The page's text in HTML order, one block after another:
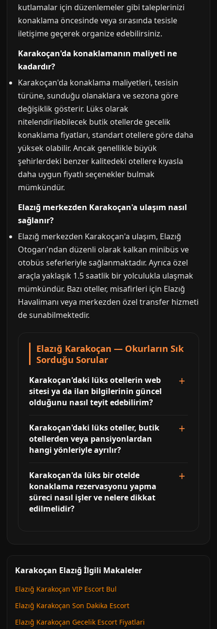
kutlamalar için düzenlemeler gibi taleplerinizi
konaklama öncesinde veya sırasında tesisle
iletişime geçerek organize edebilirsiniz.
Karakoçan'da konaklamanın maliyeti ne
kadardır?
Karakoçan'da konaklama maliyetleri, tesisin
türüne, sunduğu olanaklara ve sezona göre
değişiklik gösterir. Lüks olarak
nitelendirilebilecek butik otellerde gecelik
konaklama fiyatları, standart otellere göre daha
yüksek olabilir. Ancak genellikle büyük
şehirlerdeki benzer kalitedeki otellere kıyasla
daha uygun fiyatlı seçenekler bulmak
mümkündür.
Elazığ merkezden Karakoçan'a ulaşım nasıl
sağlanır?
Elazığ merkezden Karakoçan'a ulaşım, Elazığ
Otogarı'ndan düzenli olarak kalkan minibüs ve
otobüs seferleriyle sağlanmaktadır. Ayrıca özel
araçla yaklaşık 1.5 saatlik bir yolculukla ulaşmak
mümkündür. Bazı oteller, misafirleri için Elazığ
Havalimanı veya merkezden özel transfer hizmeti
de sunabilmektedir.
Elazığ Karakoçan — Okurların Sık
Sorduğu Sorular
Karakoçan'daki lüks otellerin web
sitesi ya da ilan bilgilerinin güncel
olduğunu nasıl teyit edebilirim?
Karakoçan'daki lüks oteller, butik
otellerden veya pansiyonlardan
hangi yönleriyle ayrılır?
Karakoçan'da lüks bir otelde
konaklama rezervasyonu yapma
süreci nasıl işler ve nelere dikkat
edilmelidir?
Karakoçan Elazığ İlgili Makaleler
Elazığ Karakoçan VIP Escort Bul
Elazığ Karakoçan Son Dakika Escort
Elazığ Karakoçan Gecelik Escort Fiyatlari